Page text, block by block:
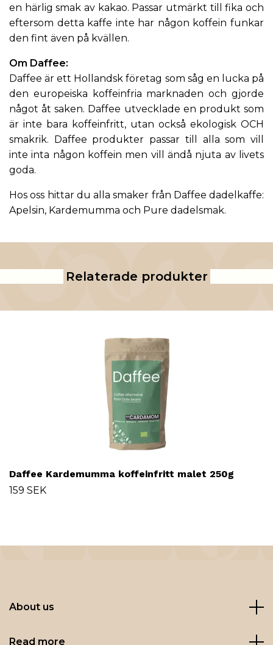
en härlig smak av kakao. Passar utmärkt till fika och
eftersom detta kaffe inte har någon koffein funkar
den fint även på kvällen.
Om Daffee:
Daffee är ett Hollandsk företag som såg en lucka på
den europeiska koffeinfria marknaden och gjorde
något åt saken. Daffee utvecklade en produkt som
är inte bara koffeinfritt, utan också ekologisk OCH
smakrik. Daffee produkter passar till alla som vill
inte inta någon koffein men vill ändå njuta av livets
goda.
Hos oss hittar du alla smaker från Daffee dadelkaffe:
Apelsin, Kardemumma och Pure dadelsmak.
Relaterade produkter
Daffee Kardemumma koffeinfritt malet 250g
159 SEK
About us
Read more